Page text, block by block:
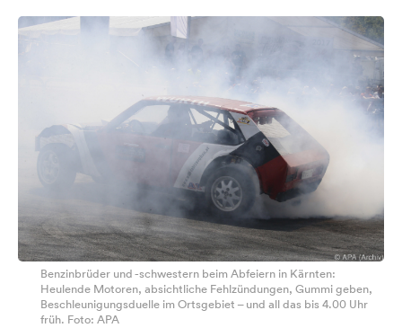
Benzinbrüder und -schwestern beim Abfeiern in Kärnten:
Heulende Motoren, absichtliche Fehlzündungen, Gummi geben,
Beschleunigungsduelle im Ortsgebiet – und all das bis 4.00 Uhr
früh. Foto: APA